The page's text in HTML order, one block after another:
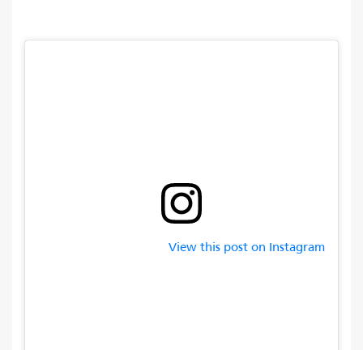
View this post on Instagram